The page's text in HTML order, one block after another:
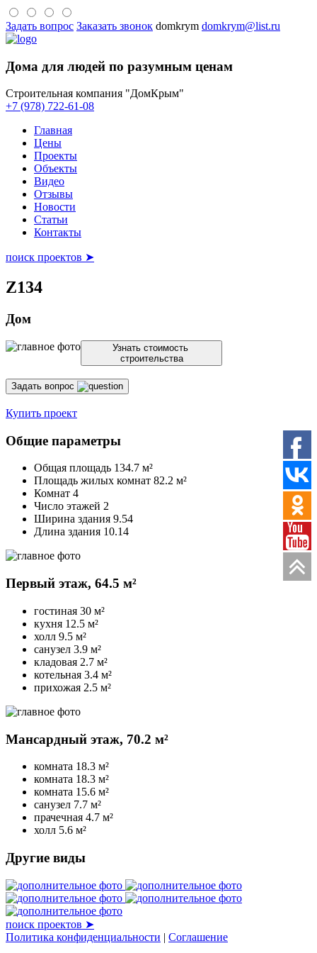
Задать вопрос Заказать звонок domkrym domkrym@list.ru
Дома для людей по разумным ценам
Строительная компания "ДомКрым"
+7 (978) 722-61-08
Главная
Цены
Проекты
Объекты
Видео
Отзывы
Новости
Статьи
Контакты
поиск проектов ➤
Z134
Дом
Узнать стоимость
строительства
Задать вопрос
Купить проект
Общие параметры
Общая площадь 134.7 м²
Площадь жилых комнат 82.2 м²
Комнат 4
Число этажей 2
Ширина здания 9.54
Длина здания 10.14
Первый этаж, 64.5 м²
гостиная 30 м²
кухня 12.5 м²
холл 9.5 м²
санузел 3.9 м²
кладовая 2.7 м²
котельная 3.4 м²
прихожая 2.5 м²
Мансардный этаж, 70.2 м²
комната 18.3 м²
комната 18.3 м²
комната 15.6 м²
санузел 7.7 м²
прачечная 4.7 м²
холл 5.6 м²
Другие виды
поиск проектов ➤
Политика конфиденциальности | Соглашение